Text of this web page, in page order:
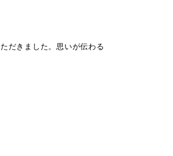
だきました。思いが伝わる